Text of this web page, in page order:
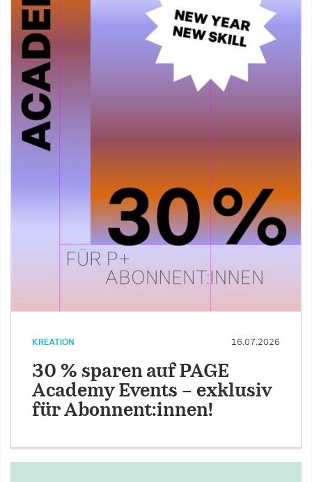
KREATION 16.07.2026
30 % sparen auf PAGE
Academy Events – exklusiv
für Abonnent:innen!